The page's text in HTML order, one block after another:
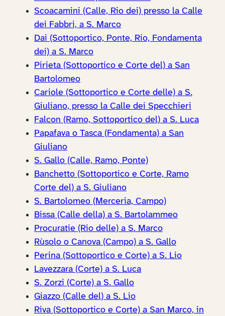
Scoacamini (Calle, Rio dei) presso la Calle
dei Fabbri, a S. Marco
Dai (Sottoportico, Ponte, Rio, Fondamenta
dei) a S. Marco
Pirieta (Sottoportico e Corte del) a San
Bartolomeo
Cariole (Sottoportico e Corte delle) a S.
Giuliano, presso la Calle dei Specchieri
Falcon (Ramo, Sottoportico del) a S. Luca
Papafava o Tasca (Fondamenta) a San
Giuliano
S. Gallo (Calle, Ramo, Ponte)
Banchetto (Sottoportico e Corte, Ramo
Corte del) a S. Giuliano
S. Bartolomeo (Merceria, Campo)
Bissa (Calle della) a S. Bartolammeo
Procuratie (Rio delle) a S. Marco
Rùsolo o Canova (Campo) a S. Gallo
Perina (Sottoportico e Corte) a S. Lio
Lavezzara (Corte) a S. Luca
S. Zorzi (Corte) a S. Gallo
Giazzo (Calle del) a S. Lio
Riva (Sottoportico e Corte) a San Marco, in